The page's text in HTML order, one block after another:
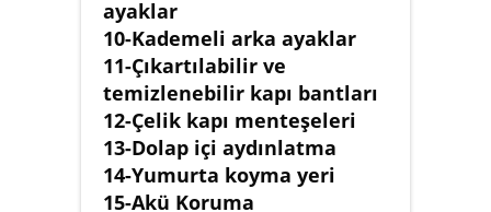
ayaklar
10-Kademeli arka ayaklar
11-Çıkartılabilir ve
temizlenebilir kapı bantları
12-Çelik kapı menteşeleri
13-Dolap içi aydınlatma
14-Yumurta koyma yeri
15-Akü Koruma